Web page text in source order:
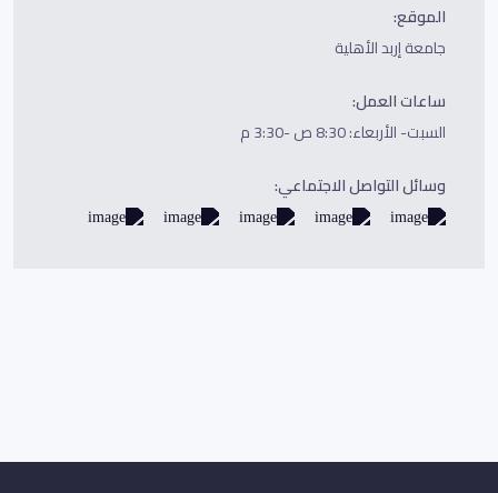
الموقع:
جامعة إربد الأهلية
ساعات العمل:
السبت- الأربعاء: 8:30 ص -3:30 م
وسائل التواصل الاجتماعي: